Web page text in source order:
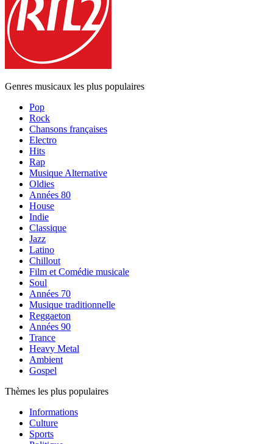
Genres musicaux les plus populaires
Pop
Rock
Chansons françaises
Electro
Hits
Rap
Musique Alternative
Oldies
Années 80
House
Indie
Classique
Jazz
Latino
Chillout
Film et Comédie musicale
Soul
Années 70
Musique traditionnelle
Reggaeton
Années 90
Trance
Heavy Metal
Ambient
Gospel
Thèmes les plus populaires
Informations
Culture
Sports